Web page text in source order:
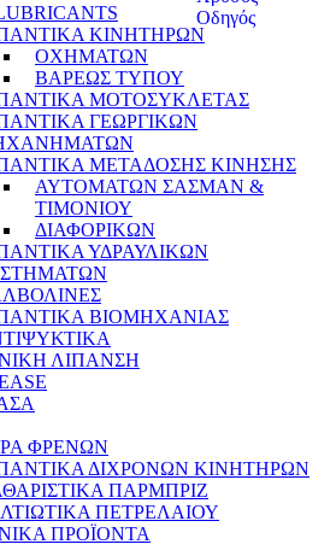
ΚΙΝΗΤΗΡΩΝ
ΟΧΗΜΑΤΩΝ
ΒΑΡΕΩΣ ΤΥΠΟΥ
ΜΟΤΟΣΥΚΛΕΤΑΣ
ΓΕΩΡΓΙΚΩΝ
ΜΕΤΑΔΟΣΗΣ ΚΙΝΗΣΗΣ
ΑΥΤΟΜΑΤΩΝ ΣΑΣΜΑΝ &
ΤΙΜΟΝΙΟΥ
ΔΙΑΦΟΡΙΚΩΝ
ΥΔΡΑΥΛΙΚΩΝ
ΒΙΟΜΗΧΑΝΙΑΣ
ΛΙΠΑΝΣΗ
ΦΡΕΝΩΝ
ΔΙΧΡΟΝΩΝ ΚΙΝΗΤΗΡΩΝ
ΠΑΡΜΠΡΙΖ
ΠΕΤΡΕΛΑΙΟΥ
ΠΡΟΪΟΝΤΑ